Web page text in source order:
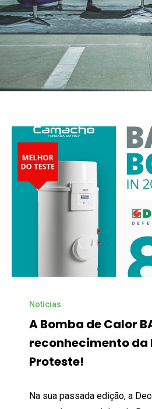
Notícias
A Bomba de Calor
reconhecimento da
Proteste!
Na sua passada edição, a